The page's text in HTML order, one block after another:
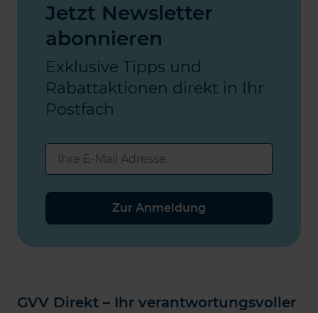
Jetzt Newsletter
abonnieren
Exklusive Tipps und
Rabattaktionen direkt in Ihr
Postfach
Zur Anmeldung
GVV Direkt – Ihr verantwortungsvoller